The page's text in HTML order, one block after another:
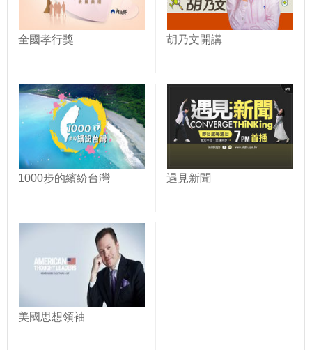
全國孝行獎 胡乃文開講
1000步的繽紛台灣 遇見新聞
美國思想領袖